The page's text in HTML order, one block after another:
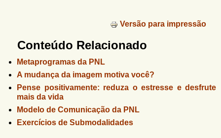
Versão para impressão
Conteúdo Relacionado
Metaprogramas da PNL
A mudança da imagem motiva você?
Pense positivamente: reduza o estresse e desfrute
mais da vida
Modelo de Comunicação da PNL
Exercícios de Submodalidades